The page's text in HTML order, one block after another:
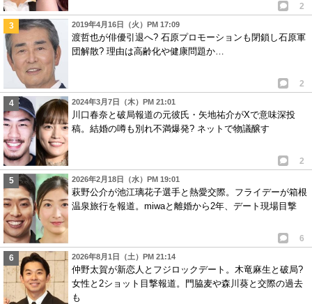
2
2019年4月16日（火）PM 17:09
渡哲也が俳優引退へ? 石原プロモーションも閉鎖し石原軍
団解散? 理由は高齢化や健康問題か…
2
2024年3月7日（木）PM 21:01
川口春奈と破局報道の元彼氏・矢地祐介がXで意味深投
稿。結婚の噂も別れ不満爆発? ネットで物議醸す
2
2026年2月18日（水）PM 19:01
萩野公介が池江璃花子選手と熱愛交際。フライデーが箱根
温泉旅行を報道。miwaと離婚から2年、デート現場目撃
6
2026年8月1日（土）PM 21:14
仲野太賀が新恋人とフジロックデート。木竜麻生と破局?
女性と2ショット目撃報道。門脇麦や森川葵と交際の過去
も